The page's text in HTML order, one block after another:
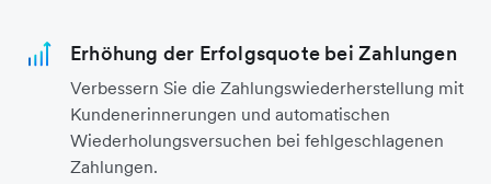
Erhöhung der Erfolgsquote bei Zahlungen
Verbessern Sie die Zahlungswiederherstellung mit
Kundenerinnerungen und automatischen
Wiederholungsversuchen bei fehlgeschlagenen
Zahlungen.